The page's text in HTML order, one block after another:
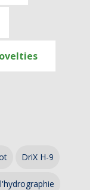
DriX H-9